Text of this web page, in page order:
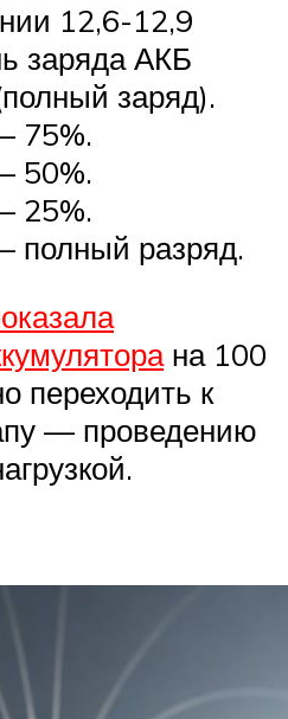
12,6-12,9
заряда АКБ
заряд).
75%.
50%.
25%.
полный разряд.
на 100
переходить к
— проведению